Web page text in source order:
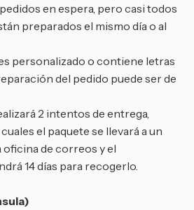
en espera, pero casi todos
preparados el mismo día o al
personalizado o contiene letras
del pedido puede ser de
2 intentos de entrega,
el paquete se llevará a un
oficina de correos y el
14 días para recogerlo.